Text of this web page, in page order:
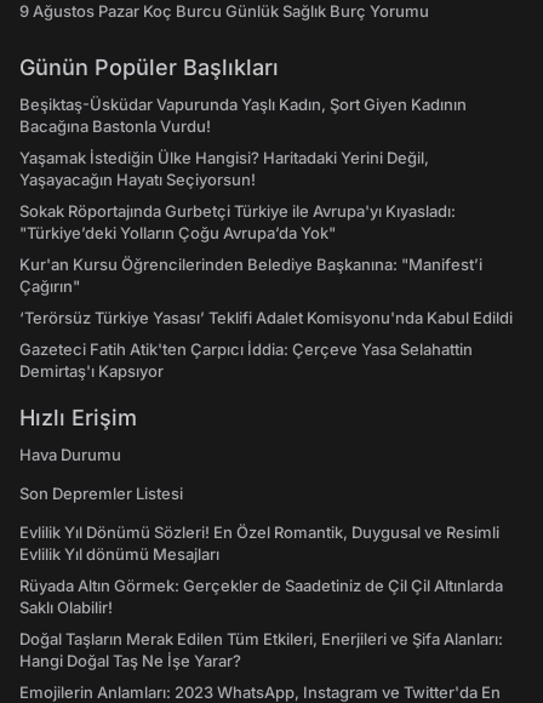
9 Ağustos Pazar Koç Burcu Günlük Sağlık Burç Yorumu
Günün Popüler Başlıkları
Beşiktaş-Üsküdar Vapurunda Yaşlı Kadın, Şort Giyen Kadının
Bacağına Bastonla Vurdu!
Yaşamak İstediğin Ülke Hangisi? Haritadaki Yerini Değil,
Yaşayacağın Hayatı Seçiyorsun!
Sokak Röportajında Gurbetçi Türkiye ile Avrupa'yı Kıyasladı:
"Türkiye’deki Yolların Çoğu Avrupa’da Yok"
Kur'an Kursu Öğrencilerinden Belediye Başkanına: "Manifest’i
Çağırın"
‘Terörsüz Türkiye Yasası’ Teklifi Adalet Komisyonu'nda Kabul Edildi
Gazeteci Fatih Atik'ten Çarpıcı İddia: Çerçeve Yasa Selahattin
Demirtaş'ı Kapsıyor
Hızlı Erişim
Hava Durumu
Son Depremler Listesi
Evlilik Yıl Dönümü Sözleri! En Özel Romantik, Duygusal ve Resimli
Evlilik Yıl dönümü Mesajları
Rüyada Altın Görmek: Gerçekler de Saadetiniz de Çil Çil Altınlarda
Saklı Olabilir!
Doğal Taşların Merak Edilen Tüm Etkileri, Enerjileri ve Şifa Alanları:
Hangi Doğal Taş Ne İşe Yarar?
Emojilerin Anlamları: 2023 WhatsApp, Instagram ve Twitter'da En